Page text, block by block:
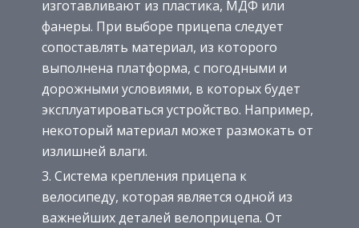
изготавливают из пластика, МДФ или
фанеры. При выборе прицепа следует
сопоставлять материал, из которого
выполнена платформа, с погодными и
дорожными условиями, в которых будет
эксплуатироваться устройство. Например,
некоторый материал может размокать от
излишней влаги.
Система крепления прицепа к
велосипеду, которая является одной из
важнейших деталей велоприцепа. От